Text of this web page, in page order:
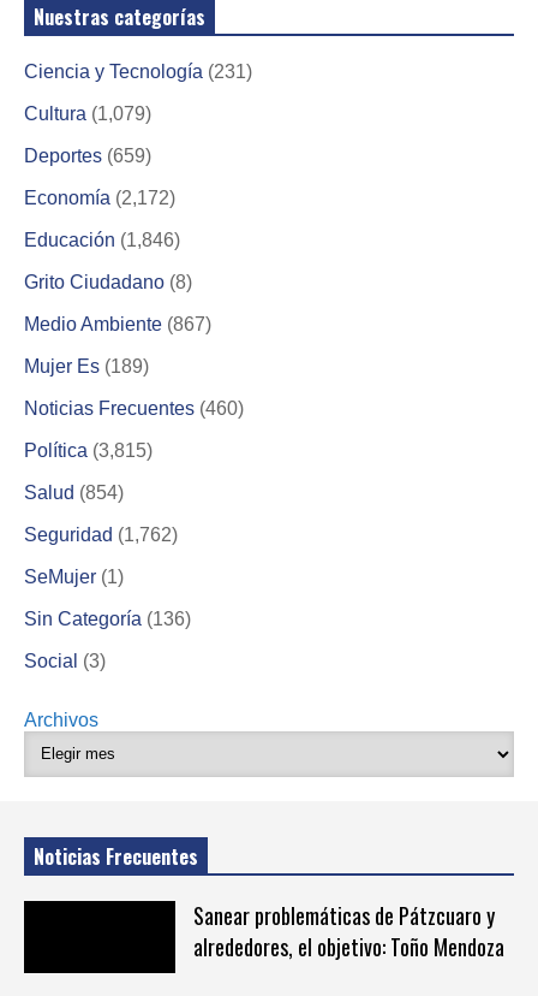
Nuestras categorías
Ciencia y Tecnología (231)
Cultura (1,079)
Deportes (659)
Economía (2,172)
Educación (1,846)
Grito Ciudadano (8)
Medio Ambiente (867)
Mujer Es (189)
Noticias Frecuentes (460)
Política (3,815)
Salud (854)
Seguridad (1,762)
SeMujer (1)
Sin Categoría (136)
Social (3)
Archivos
Noticias Frecuentes
Sanear problemáticas de Pátzcuaro y
alrededores, el objetivo: Toño Mendoza